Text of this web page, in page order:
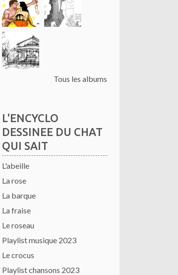
Tous les albums
L'ENCYCLO
DESSINEE DU CHAT
QUI SAIT
L'abeille
La rose
La barque
La fraise
Le roseau
Playlist musique 2023
Le crocus
Playlist chansons 2023